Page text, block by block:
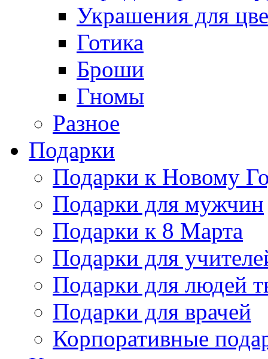
Украшения для
Готика
Броши
Гномы
Разное
Подарки
Подарки к Новому
Подарки для мужчин
Подарки к 8 Марта
Подарки для
Подарки для людей
Подарки для врачей
Корпоративные